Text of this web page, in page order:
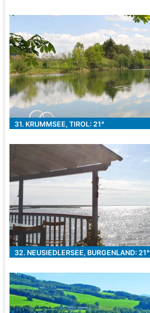
31. KRUMMSEE, TIROL: 21°
32. NEUSIEDLERSEE, BURGENLAND: 21°